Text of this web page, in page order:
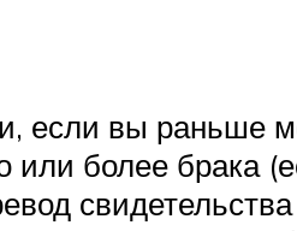
если вы раньше
или более брака